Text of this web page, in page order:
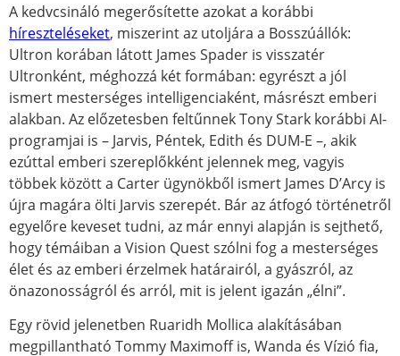
A kedvcsináló megerősítette azokat a korábbi
híreszteléseket, miszerint az utoljára a Bosszúállók:
Ultron korában látott James Spader is visszatér
Ultronként, méghozzá két formában: egyrészt a jól
ismert mesterséges intelligenciaként, másrészt emberi
alakban. Az előzetesben feltűnnek Tony Stark korábbi AI-
programjai is – Jarvis, Péntek, Edith és DUM-E –, akik
ezúttal emberi szereplőkként jelennek meg, vagyis
többek között a Carter ügynökből ismert James D’Arcy is
újra magára ölti Jarvis szerepét. Bár az átfogó történetről
egyelőre keveset tudni, az már ennyi alapján is sejthető,
hogy témáiban a Vision Quest szólni fog a mesterséges
élet és az emberi érzelmek határairól, a gyászról, az
önazonosságról és arról, mit is jelent igazán „élni”.
Egy rövid jelenetben Ruaridh Mollica alakításában
megpillantható Tommy Maximoff is, Wanda és Vízió fia,